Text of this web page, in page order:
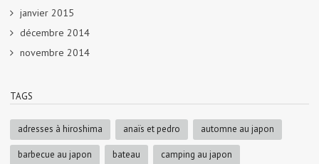
janvier 2015
décembre 2014
novembre 2014
TAGS
adresses à hiroshima anaïs et pedro automne au japon
barbecue au japon bateau camping au japon